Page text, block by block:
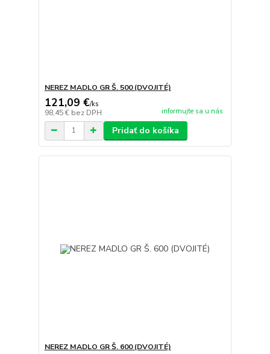
NEREZ MADLO GR Š. 500 (DVOJITÉ)
121,09 €/ks
98,45 € bez DPH informujte sa u nás
Pridať do košíka
NEREZ MADLO GR Š. 600 (DVOJITÉ)